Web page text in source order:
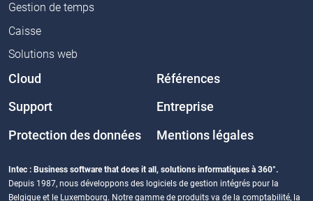
Gestion de temps
Caisse
Solutions web
Cloud Références
Support Entreprise
Protection des données Mentions légales
Intec : Business software that does it all, solutions informatiques à 360°.
Depuis 1987, nous développons des logiciels de gestion intégrés pour la
Belgique et le Luxembourg. Notre gamme de produits va de la comptabilité, la